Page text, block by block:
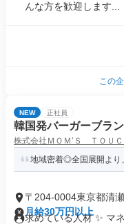
んな方を歓迎します...
この
NEW 正社員
韓国発バーガーブラ
株式会社ＭＯＭ’Ｓ ＴＯＵ
地域密着◎全国展開より
〒204-0004東京都清
月給30万円以上
求めている人材 ✨ マ